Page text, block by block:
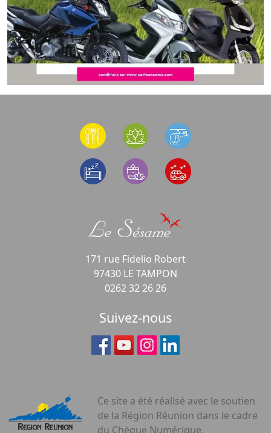
171 rue Fidelio Robert
97430 LE TAMPON
0262 32 26 26
Suivez-nous
Ce site a été réalisé avec le soutien
de la Région Réunion dans le cadre
du Chèque Numérique.